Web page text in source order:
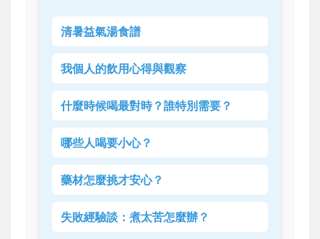
清暑益氣湯食譜
我個人的飲用心得與觀察
什麼時候喝最對時？誰特別需要？
哪些人喝要小心？
藥材怎麼挑才安心？
失敗經驗談：煮太苦怎麼辦？